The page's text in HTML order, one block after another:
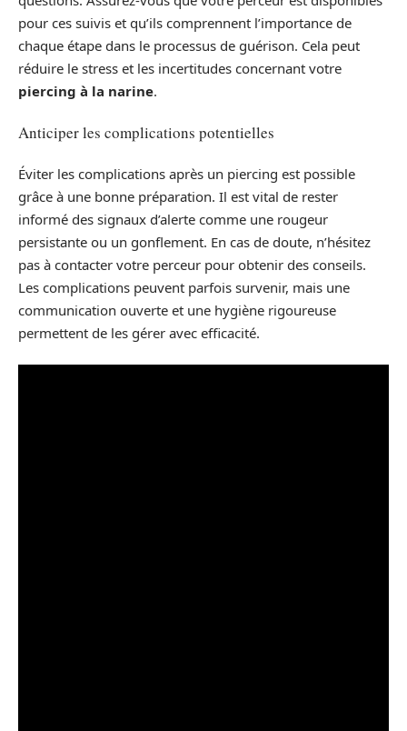
pour ces suivis et qu’ils comprennent l’importance de
chaque étape dans le processus de guérison. Cela peut
réduire le stress et les incertitudes concernant votre
piercing à la narine.
Anticiper les complications potentielles
Éviter les complications après un piercing est possible
grâce à une bonne préparation. Il est vital de rester
informé des signaux d’alerte comme une rougeur
persistante ou un gonflement. En cas de doute, n’hésitez
pas à contacter votre perceur pour obtenir des conseils.
Les complications peuvent parfois survenir, mais une
communication ouverte et une hygiène rigoureuse
permettent de les gérer avec efficacité.